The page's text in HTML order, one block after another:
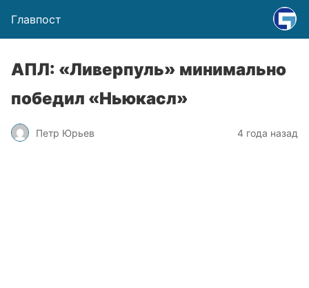
Главпост
АПЛ: «Ливерпуль» минимально
победил «Ньюкасл»
Петр Юрьев 4 года назад